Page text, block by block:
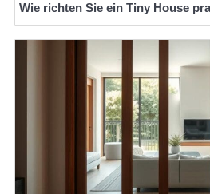
Wie richten Sie ein Tiny House